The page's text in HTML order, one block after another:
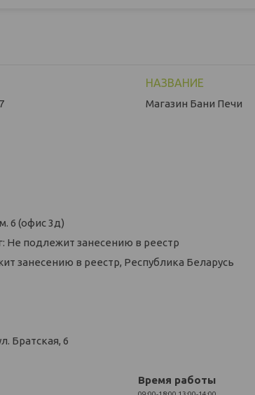
Магазин Бани Печи
6 (офис 3д)
Не подлежит занесению в реестр
занесению в реестр, Республика Беларусь
Братская, 6
Время работы